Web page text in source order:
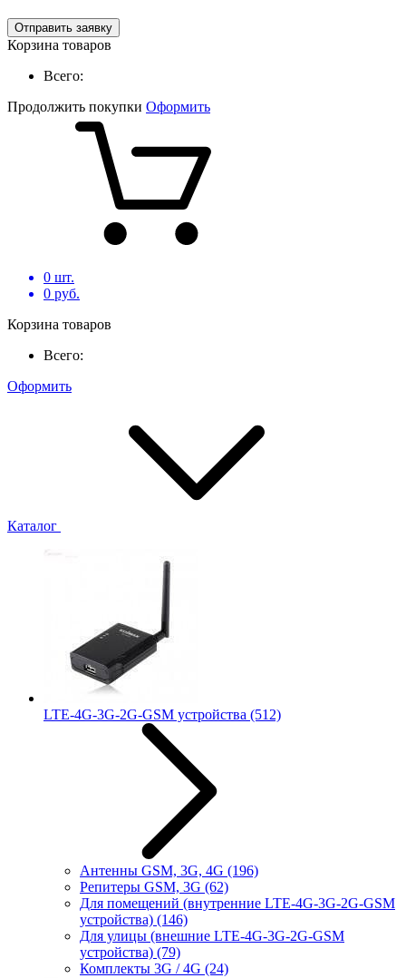
Отправить заявку
Корзина товаров
Всего:
Продолжить покупки Оформить
0 шт.
0 руб.
Корзина товаров
Всего:
Оформить
Каталог
LTE-4G-3G-2G-GSM устройства (512)
Антенны GSM, 3G, 4G (196)
Репитеры GSM, 3G (62)
Для помещений (внутренние LTE-4G-3G-2G-GSM
устройства) (146)
Для улицы (внешние LTE-4G-3G-2G-GSM
устройства) (79)
Комплекты 3G / 4G (24)